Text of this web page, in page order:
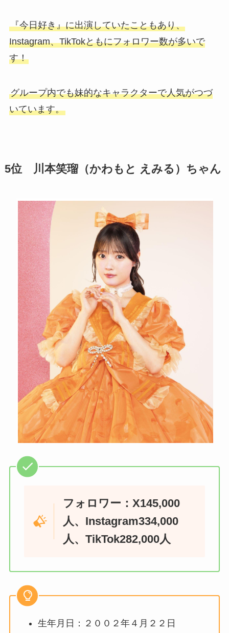
『今日好き』に出演していたこともあり、
Instagram、TikTokともにフォロワー数が多いで
す！
グループ内でも妹的なキャラクターで人気がつづ
いています。
5位 川本笑瑠（かわもと えみる）ちゃん
フォロワー：X145,000
人、Instagram334,000
人、TikTok282,000人
生年月日：２００２年４月２２日